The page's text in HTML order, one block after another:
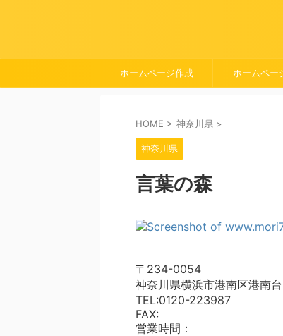
ホームページ作成 ホームペー
HOME > 神奈川県 >
神奈川県
言葉の森
〒234-0054
神奈川県横浜市港南区港南
TEL:0120-223987
FAX:
営業時間：